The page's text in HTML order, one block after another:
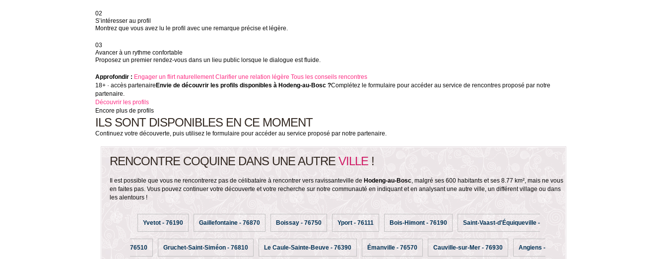
02
S’intéresser au profil
Montrez que vous avez lu le profil avec une remarque précise et légère.
03
Avancer à un rythme confortable
Proposez un premier rendez-vous dans un lieu public lorsque le dialogue est fluide.
Approfondir : Engager un flirt naturellement Clarifier une relation légère Tous les conseils rencontres
18+ · accès partenaire Envie de découvrir les profils disponibles à Hodeng-au-Bosc ?Complétez le formulaire pour accéder au service de rencontres proposé par notre
partenaire.
Découvrir les profils
Encore plus de profils
ILS SONT DISPONIBLES EN CE MOMENT
Continuez votre découverte, puis utilisez le formulaire pour accéder au service proposé par notre partenaire.
RENCONTRE COQUINE DANS UNE AUTRE VILLE !
Il est possible que vous ne rencontrerez pas de célibataire à rencontrer vers ravissanteville de Hodeng-au-Bosc, malgré ses 600 habitants et ses 8.77 km², mais ne vous
en faites pas. Vous pouvez continuer votre découverte et votre recherche sur notre communauté en indiquant et en analysant une autre ville, un différent village ou dans
les alentours !
Yvetot - 76190 Gaillefontaine - 76870 Boissay - 76750 Yport - 76111 Bois-Himont - 76190 Saint-Vaast-d'Équiqueville -
76510 Gruchet-Saint-Siméon - 76810 Le Caule-Sainte-Beuve - 76390 Émanville - 76570 Cauville-sur-Mer - 76930 Angiens -